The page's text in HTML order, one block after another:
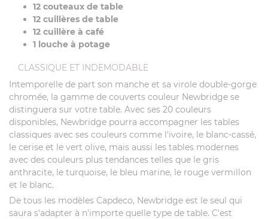
12 couteaux de table
12 cuillères de table
12 cuillère à café
1 louche à potage
CLASSIQUE ET INDEMODABLE
Intemporelle de part son manche et sa virole double-gorge
chromée, la gamme de couverts couleur Newbridge se
distinguera sur votre table. Avec ses 20 couleurs
disponibles, Newbridge pourra accompagner les tables
classiques avec ses couleurs comme l'ivoire, le blanc-cassé,
le cerise et le vert olive, mais aussi les tables modernes
avec des couleurs plus tendances telles que le gris
anthracite, le turquoise, le bleu marine, le rouge vermillon
et le blanc.
De tous les modèles Capdeco, Newbridge est le seul qui
saura s'adapter à n'importe quelle type de table. C'est